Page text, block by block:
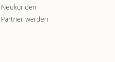
Partner werden